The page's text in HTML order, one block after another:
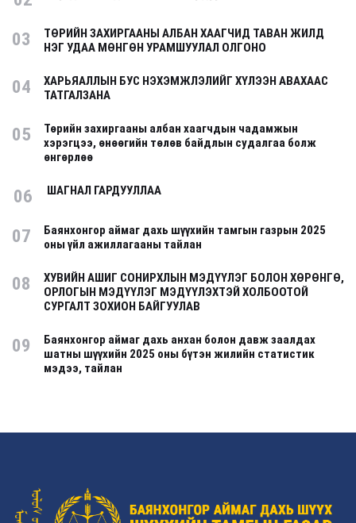
03
ТӨРИЙН ЗАХИРГААНЫ АЛБАН ХААГЧИД ТАВАН ЖИЛД
НЭГ УДАА МӨНГӨН УРАМШУУЛАЛ ОЛГОНО
04
ХАРЬЯАЛЛЫН БУС НЭХЭМЖЛЭЛИЙГ ХҮЛЭЭН АВАХААС
ТАТГАЛЗАНА
05
Төрийн захиргааны албан хаагчдын чадамжын
хэрэгцээ, өнөөгийн төлөв байдлын судалгаа болж
өнгөрлөө
06 ШАГНАЛ ГАРДУУЛЛАА
07
Баянхонгор аймаг дахь шүүхийн тамгын газрын 2025
оны үйл ажиллагааны тайлан
08
ХУВИЙН АШИГ СОНИРХЛЫН МЭДҮҮЛЭГ БОЛОН ХӨРӨНГӨ,
ОРЛОГЫН МЭДҮҮЛЭГ МЭДҮҮЛЭХТЭЙ ХОЛБООТОЙ
СУРГАЛТ ЗОХИОН БАЙГУУЛАВ
09
Баянхонгор аймаг дахь анхан болон давж заалдах
шатны шүүхийн 2025 оны бүтэн жилийн статистик
мэдээ, тайлан